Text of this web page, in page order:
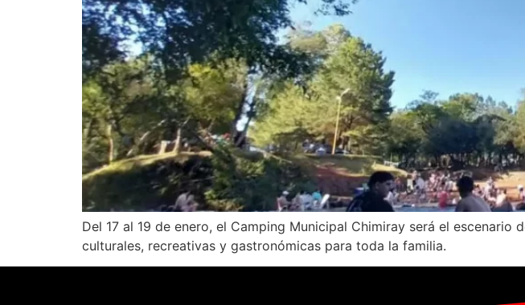
Del 17 al 19 de enero, el Camping Municipal Chimiray será el
culturales, recreativas y gastronómicas para toda la familia.